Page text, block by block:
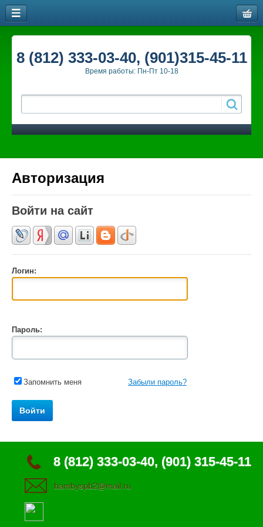
8 (812) 333-03-40, (901)315-45-11
Время работы: Пн-Пт 10-18
Авторизация
Войти на сайт
Логин:
Пароль:
Запомнить меня Забыли пароль?
8 (812) 333-03-40, (901) 315-45-11
bambyspb2@mail.ru